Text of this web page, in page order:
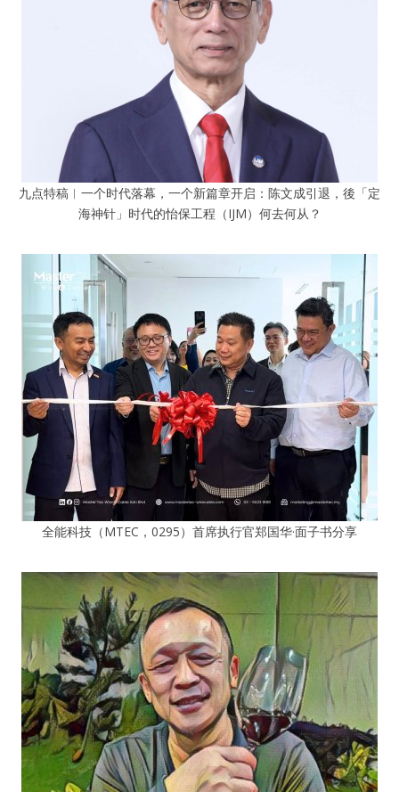
九点特稿︱一个时代落幕，一个新篇章开启：陈文成引退，後「定
海神针」时代的怡保工程（IJM）何去何从？
全能科技（MTEC，0295）首席执行官郑国华·面子书分享